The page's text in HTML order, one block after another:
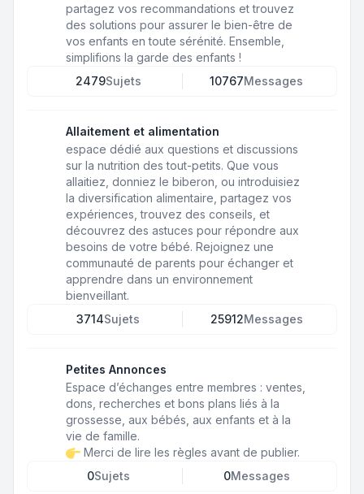
partagez vos recommandations et trouvez
des solutions pour assurer le bien-être de
vos enfants en toute sérénité. Ensemble,
simplifions la garde des enfants !
2479Sujets 10767Messages
Allaitement et alimentation
espace dédié aux questions et discussions
sur la nutrition des tout-petits. Que vous
allaitiez, donniez le biberon, ou introduisiez
la diversification alimentaire, partagez vos
expériences, trouvez des conseils, et
découvrez des astuces pour répondre aux
besoins de votre bébé. Rejoignez une
communauté de parents pour échanger et
apprendre dans un environnement
bienveillant.
3714Sujets 25912Messages
Petites Annonces
Espace d’échanges entre membres : ventes,
dons, recherches et bons plans liés à la
grossesse, aux bébés, aux enfants et à la
vie de famille.
Merci de lire les règles avant de publier.
0Sujets 0Messages